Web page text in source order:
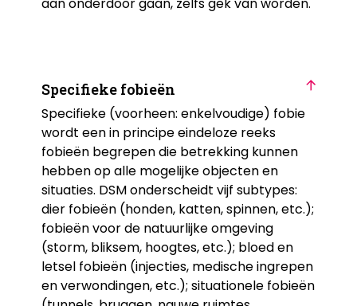
Specifieke fobieën
Specifieke (voorheen: enkelvoudige) fobie
wordt een in principe eindeloze reeks
fobieën begrepen die betrekking kunnen
hebben op alle mogelijke objecten en
situaties. DSM onderscheidt vijf subtypes:
dier fobieën (honden, katten, spinnen, etc.);
fobieën voor de natuurlijke omgeving
(storm, bliksem, hoogtes, etc.); bloed en
letsel fobieën (injecties, medische ingrepen
en verwondingen, etc.); situationele fobieën